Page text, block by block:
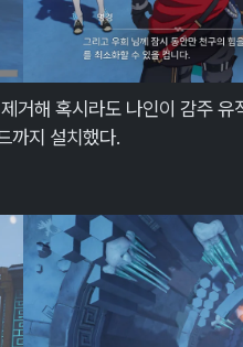
해 혹시라도 나인이 감주
까지 설치했다.